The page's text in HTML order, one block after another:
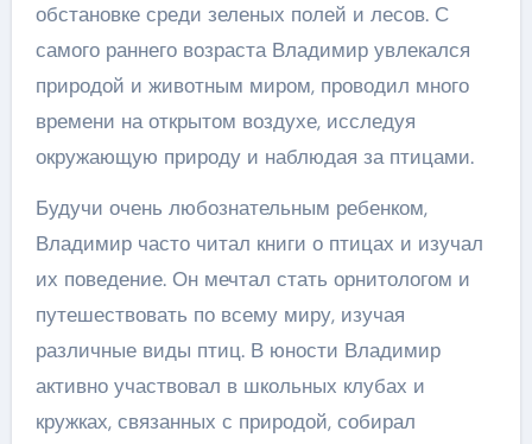
обстановке среди зеленых полей и лесов. С
самого раннего возраста Владимир увлекался
природой и животным миром, проводил много
времени на открытом воздухе, исследуя
окружающую природу и наблюдая за птицами.
Будучи очень любознательным ребенком,
Владимир часто читал книги о птицах и изучал
их поведение. Он мечтал стать орнитологом и
путешествовать по всему миру, изучая
различные виды птиц. В юности Владимир
активно участвовал в школьных клубах и
кружках, связанных с природой, собирал